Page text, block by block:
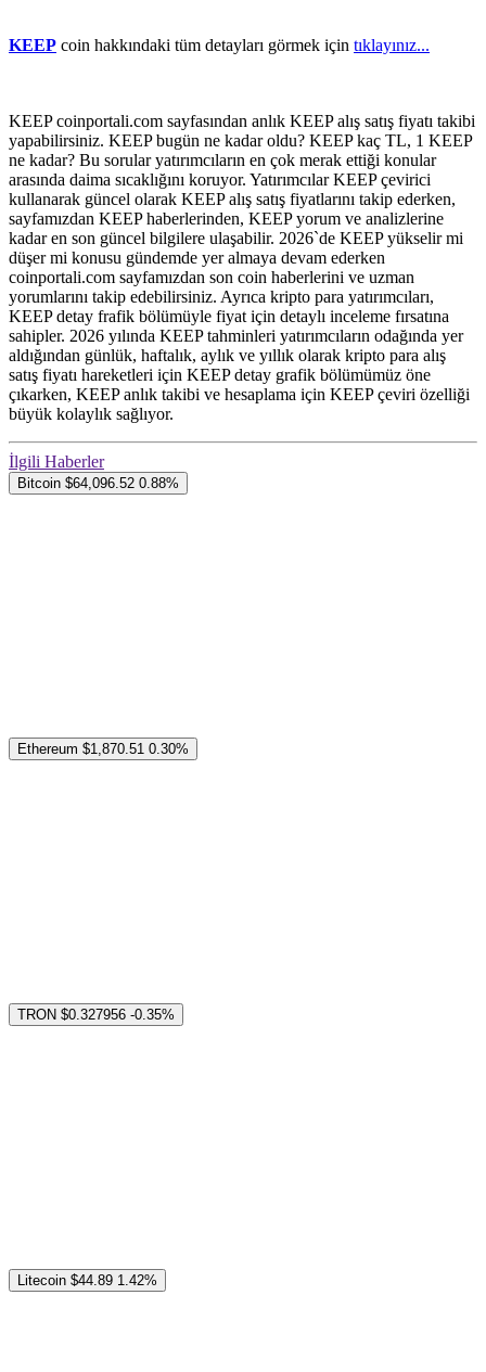
KEEP coin hakkındaki tüm detayları görmek için tıklayınız...
KEEP coinportali.com sayfasından anlık KEEP alış satış fiyatı takibi
yapabilirsiniz. KEEP bugün ne kadar oldu? KEEP kaç TL, 1 KEEP
ne kadar? Bu sorular yatırımcıların en çok merak ettiği konular
arasında daima sıcaklığını koruyor. Yatırımcılar KEEP çevirici
kullanarak güncel olarak KEEP alış satış fiyatlarını takip ederken,
sayfamızdan KEEP haberlerinden, KEEP yorum ve analizlerine
kadar en son güncel bilgilere ulaşabilir. 2026`de KEEP yükselir mi
düşer mi konusu gündemde yer almaya devam ederken
coinportali.com sayfamızdan son coin haberlerini ve uzman
yorumlarını takip edebilirsiniz. Ayrıca kripto para yatırımcıları,
KEEP detay frafik bölümüyle fiyat için detaylı inceleme fırsatına
sahipler. 2026 yılında KEEP tahminleri yatırımcıların odağında yer
aldığından günlük, haftalık, aylık ve yıllık olarak kripto para alış
satış fiyatı hareketleri için KEEP detay grafik bölümümüz öne
çıkarken, KEEP anlık takibi ve hesaplama için KEEP çeviri özelliği
büyük kolaylık sağlıyor.
İlgili Haberler
Bitcoin $64,096.52 0.88%
Ethereum $1,870.51 0.30%
TRON $0.327956 -0.35%
Litecoin $44.89 1.42%